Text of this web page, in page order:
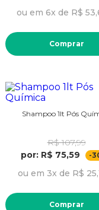
ou em 6x de R$
Comprar
Shampoo 1lt Pós
R$ 107,99
por: R$ 75,59
-
ou em 3x de R$
Comprar